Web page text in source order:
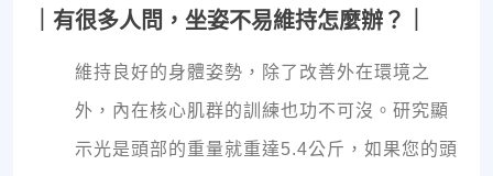
｜有很多人問，坐姿不易維持怎麼辦？｜
維持良好的身體姿勢，除了改善外在環境之
外，內在核心肌群的訓練也功不可沒。研究顯
示光是頭部的重量就重達5.4公斤，如果您的頭